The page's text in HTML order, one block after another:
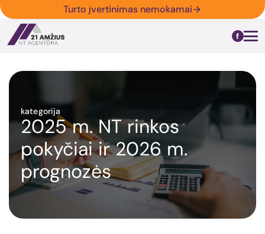
Turto įvertinimas nemokamai
kategorija
2025 m. NT rinkos
pokyčiai ir 2026 m.
prognozės